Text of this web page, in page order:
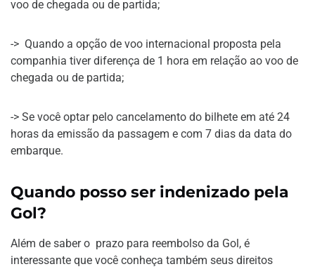
voo de chegada ou de partida;
-> Quando a opção de voo internacional proposta pela
companhia tiver diferença de 1 hora em relação ao voo de
chegada ou de partida;
-> Se você optar pelo cancelamento do bilhete em até 24
horas da emissão da passagem e com 7 dias da data do
embarque.
Quando posso ser indenizado pela
Gol?
Além de saber o prazo para reembolso da Gol, é
interessante que você conheça também seus direitos